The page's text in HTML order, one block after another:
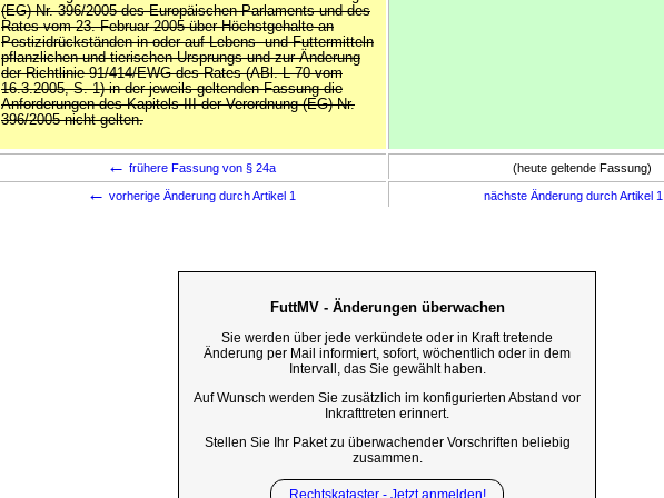
(EG) Nr. 396/2005 des Europäischen Parlaments und des
Rates vom 23. Februar 2005 über Höchstgehalte an
Pestizidrückständen in oder auf Lebens- und Futtermitteln
pflanzlichen und tierischen Ursprungs und zur Änderung
der Richtlinie 91/414/EWG des Rates (ABl. L 70 vom
16.3.2005, S. 1) in der jeweils geltenden Fassung die
Anforderungen des Kapitels III der Verordnung (EG) Nr.
396/2005 nicht gelten.
← frühere Fassung von § 24a (heute geltende Fassung)
← vorherige Änderung durch Artikel 1 nächste Änderung durch Artikel
FuttMV - Änderungen überwachen
Sie werden über jede verkündete oder in Kraft tretende
Änderung per Mail informiert, sofort, wöchentlich oder in dem
Intervall, das Sie gewählt haben.
Auf Wunsch werden Sie zusätzlich im konfigurierten Abstand vor
Inkrafttreten erinnert.
Stellen Sie Ihr Paket zu überwachender Vorschriften beliebig
zusammen.
Rechtskataster - Jetzt anmelden!